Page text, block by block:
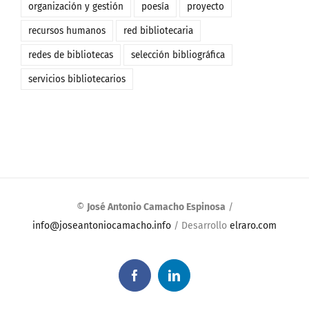
organización y gestión poesía proyecto
recursos humanos red bibliotecaria
redes de bibliotecas selección bibliográfica
servicios bibliotecarios
© José Antonio Camacho Espinosa /
info@joseantoniocamacho.info / Desarrollo elraro.com
FacebookLinkedIn